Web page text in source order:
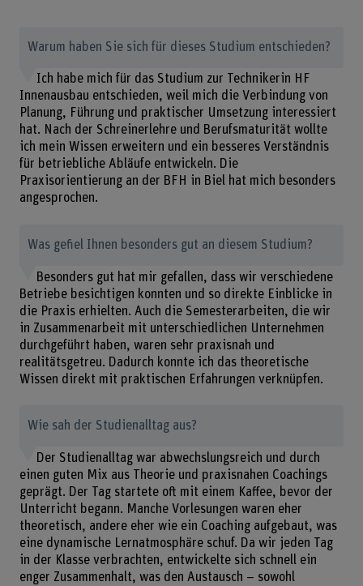
Warum haben Sie sich für dieses Studium entschieden?
Ich habe mich für das Studium zur Technikerin HF
Innenausbau entschieden, weil mich die Verbindung von
Planung, Führung und praktischer Umsetzung interessiert
hat. Nach der Schreinerlehre und Berufsmaturität wollte
ich mein Wissen erweitern und ein besseres Verständnis
für betriebliche Abläufe entwickeln. Die
Praxisorientierung an der BFH in Biel hat mich besonders
angesprochen.
Was gefiel Ihnen besonders gut an diesem Studium?
Besonders gut hat mir gefallen, dass wir verschiedene
Betriebe besichtigen konnten und so direkte Einblicke in
die Praxis erhielten. Auch die Semesterarbeiten, die wir
in Zusammenarbeit mit unterschiedlichen Unternehmen
durchgeführt haben, waren sehr praxisnah und
realitätsgetreu. Dadurch konnte ich das theoretische
Wissen direkt mit praktischen Erfahrungen verknüpfen.
Wie sah der Studienalltag aus?
Der Studienalltag war abwechslungsreich und durch
einen guten Mix aus Theorie und praxisnahen Coachings
geprägt. Der Tag startete oft mit einem Kaffee, bevor der
Unterricht begann. Manche Vorlesungen waren eher
theoretisch, andere eher wie ein Coaching aufgebaut, was
eine dynamische Lernatmosphäre schuf. Da wir jeden Tag
in der Klasse verbrachten, entwickelte sich schnell ein
enger Zusammenhalt, was den Austausch – sowohl